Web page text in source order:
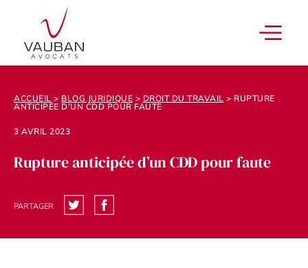
ACCUEIL > BLOG JURIDIQUE > DROIT DU TRAVAIL > RUPTURE
ANTICIPÉE D’UN CDD POUR FAUTE
3 AVRIL 2023
Rupture anticipée d’un CDD pour faute
PARTAGER